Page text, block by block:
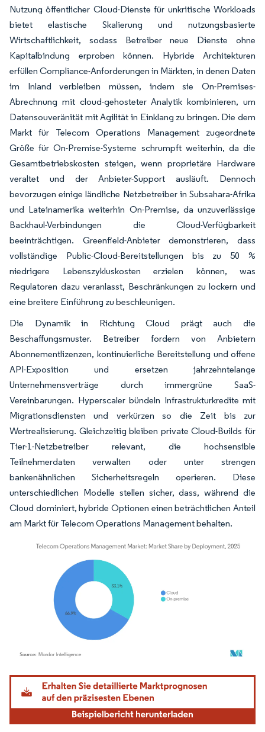
Nutzung öffentlicher Cloud-Dienste für unkritische Workloads
bietet elastische Skalierung und nutzungsbasierte
Wirtschaftlichkeit, sodass Betreiber neue Dienste ohne
Kapitalbindung erproben können. Hybride Architekturen
erfüllen Compliance-Anforderungen in Märkten, in denen Daten
im Inland verbleiben müssen, indem sie On-Premises-
Abrechnung mit cloud-gehosteter Analytik kombinieren, um
Datensouveränität mit Agilität in Einklang zu bringen. Die dem
Markt für Telecom Operations Management zugeordnete
Größe für On-Premise-Systeme schrumpft weiterhin, da die
Gesamtbetriebskosten steigen, wenn proprietäre Hardware
veraltet und der Anbieter-Support ausläuft. Dennoch
bevorzugen einige ländliche Netzbetreiber in Subsahara-Afrika
und Lateinamerika weiterhin On-Premise, da unzuverlässige
Backhaul-Verbindungen die Cloud-Verfügbarkeit
beeinträchtigen. Greenfield-Anbieter demonstrieren, dass
vollständige Public-Cloud-Bereitstellungen bis zu 50 %
niedrigere Lebenszykluskosten erzielen können, was
Regulatoren dazu veranlasst, Beschränkungen zu lockern und
eine breitere Einführung zu beschleunigen.
Die Dynamik in Richtung Cloud prägt auch die
Beschaffungsmuster. Betreiber fordern von Anbietern
Abonnementlizenzen, kontinuierliche Bereitstellung und offene
API-Exposition und ersetzen jahrzehntelange
Unternehmensverträge durch immergrüne SaaS-
Vereinbarungen. Hyperscaler bündeln Infrastrukturkredite mit
Migrationsdiensten und verkürzen so die Zeit bis zur
Wertrealisierung. Gleichzeitig bleiben private Cloud-Builds für
Tier-1-Netzbetreiber relevant, die hochsensible
Teilnehmerdaten verwalten oder unter strengen
bankenähnlichen Sicherheitsregeln operieren. Diese
unterschiedlichen Modelle stellen sicher, dass, während die
Cloud dominiert, hybride Optionen einen beträchtlichen Anteil
am Markt für Telecom Operations Management behalten.
Bild © Mordor Intelligence. Wiederverwendung erfordert Namensnennung gemäß